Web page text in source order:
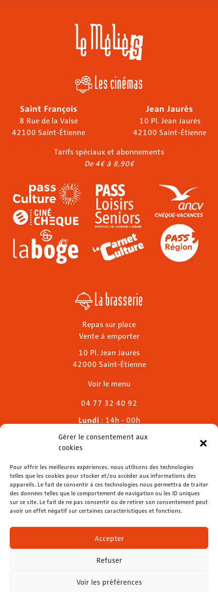
Gérer le consentement aux
cookies
Pour offrir les meilleures expériences, nous utilisons des technologies
telles que les cookies pour stocker et/ou accéder aux informations des
appareils. Le fait de consentir à ces technologies nous permettra de traiter
des données telles que le comportement de navigation ou les ID uniques
sur ce site. Le fait de ne pas consentir ou de retirer son consentement peut
avoir un effet négatif sur certaines caractéristiques et fonctions.
Accepter
Refuser
Voir les préférences
Les cinémas
Saint François
8 Rue de la Valse
42100 Saint-Étienne
Jean Jaurès
10 Pl. Jean Jaurès
42100 Saint-Étienne
Tarifs spéciaux et abonnements
De 4€ à 8,90€
La brasserie
Repas sur place
Vente à emporter
10 Pl. Jean Jaurès
42000 Saint-Étienne
Voir le menu
04 77 32 40 92
Lundi : 14h - 00h
Mardi & mercredi
Jeudi
Dimanche: 11h - 00h
04 77 32 32 01